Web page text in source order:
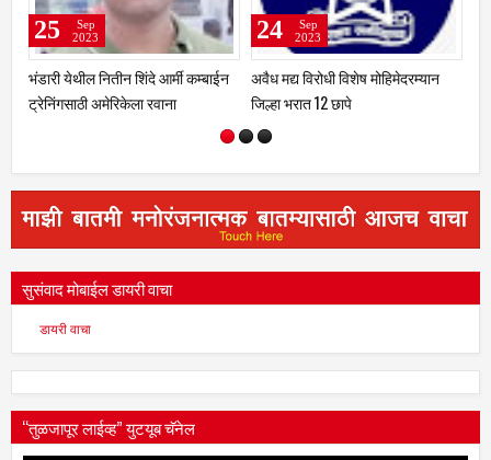
एन.व्ही.पी शुगर कारखाना शेतकऱ्यांना
केंद्र बिंदू मानून काम करणार - खा
24
Sep
फटाके स्टॉल लावण्यासाठी दि. ६
ऑक्टोंबरपर्यंत प्रस्ताव मागविले
22
Sep
2023
सुसंवाद मोबाईल डायरी वाचा
“तुळजापूर लाईव्ह” युटयूब चॅनेल